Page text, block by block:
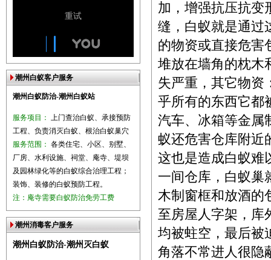
潮州白蚁客户服务
潮州白蚁防治-潮州白蚁站
服务项目： 上门查治白蚁、承接预防
工程、负责消灭白蚁、根治白蚁巢穴
服务范围： 各类住宅、小区、别墅、
厂房、水利设施、祠堂、庵寺、堤坝
及园林绿化等的白蚁综合治理工程；
装饰、装修的白蚁预防工程。
注：庵寺需要白蚁防治免劳工费
潮州消毒客户服务
潮州白蚁防治-潮州灭白蚁
加，增强抗压抗变
缝，白蚁就是通过
的物资或直接危害
堆放在墙角的枕木
失严重，其它物资
乎所有的东西它都
汽车、冰箱等金属
蚁还危害仓库附近
这也是造成白蚁难
一间仓库，白蚁巢
木制窗框和放酒的
至房屋人字架，库
均被蛀空，最后被
角落不常进人很隐